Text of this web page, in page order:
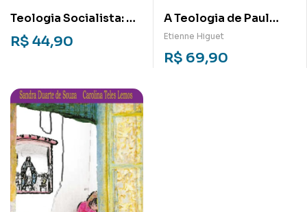
Teologia Socialista: Os
caminhos humanos no
pensamento de Tillich
R$ 44,90
A Teologia de Paul
Tillich: Utopia,
esperança e
socialismo
Etienne Higuet
R$ 69,90